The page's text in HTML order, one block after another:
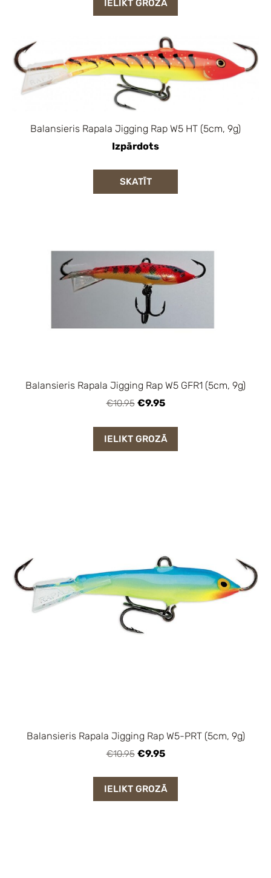
IELIKT GROZĀ
Balansieris Rapala Jigging Rap W5 HT (5cm, 9g)
Izpārdots
SKATĪT
Balansieris Rapala Jigging Rap W5 GFR1 (5cm, 9g)
€10.95 €9.95
IELIKT GROZĀ
Balansieris Rapala Jigging Rap W5-PRT (5cm, 9g)
€10.95 €9.95
IELIKT GROZĀ